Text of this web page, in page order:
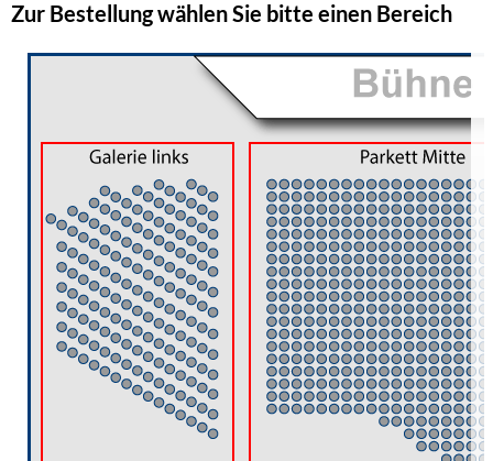
Zur Bestellung wählen Sie bitte einen Bereich